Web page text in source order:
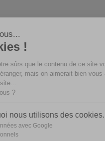
Salut c'est nous...
les Cookies !
On a attendu d'être sûrs que le
avant de vous déranger, mais
pendant votre visite...
C'est OK pour vous ?
Voici pourquoi nous
Partage de données avec Google
Cookies fonctionnels